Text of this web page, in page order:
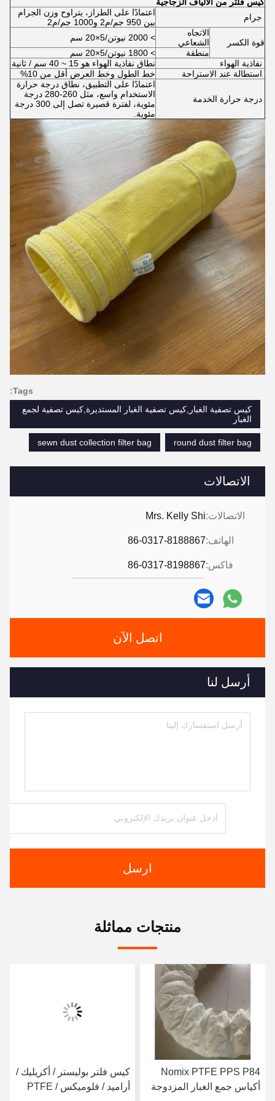
الاتصالات
الاتصالات:Mrs. Kelly Shi
الهاتف:86-0317-8188867
فاكس:86-0317-8198867
اتصل الآن
أرسل لنا
ارسل
‌ جرام
اعتمادًا على الطراز، يتراوح وزن الجرام
بين 950 جم/م2 و1000 جم/م2
قوة الكسر
الاتجاه
الشعاعي
> 2000 نيوتن/5×20 سم
منطقة
> 1800 نيوتن/5×20 سم
‌ نفاذية الهواء
نطاق نفاذية الهواء هو 15 ~ 40 سم / ثانية
‌ استطالة عند الاستراحة
خط الطول وخط العرض أقل من 10%
‌ درجة حرارة الخدمة
اعتمادًا على التطبيق، نطاق درجة حرارة
الاستخدام واسع، مثل 260-280 درجة
مئوية، لفترة قصيرة تصل إلى 300 درجة
مئوية.
Tags:
كيس تصفية الغبار,كيس تصفية الغبار المستديرة,كيس تصفية لجمع
الغبار
round dust filter bag
sewn dust collection filter bag
منتجات مماثلة
Nomix PTFE PPS P84
أكياس جمع الغبار المزدوجة
كيس فلتر بوليستر / أكريليك /
أراميد / فلوميكس / PTFE